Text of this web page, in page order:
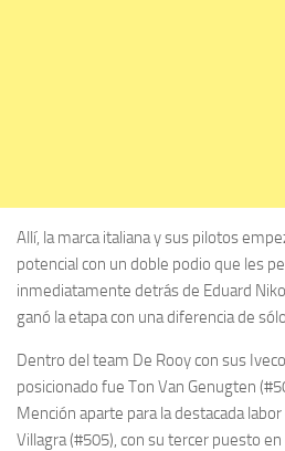
Allí, la marca italiana y sus pilotos
potencial con un doble podio que les
inmediatamente detrás de Eduard
ganó la etapa con una diferencia de
Dentro del team De Rooy con sus
posicionado fue Ton Van Genugten
Mención aparte para la destacada
Villagra (#505), con su tercer puesto en